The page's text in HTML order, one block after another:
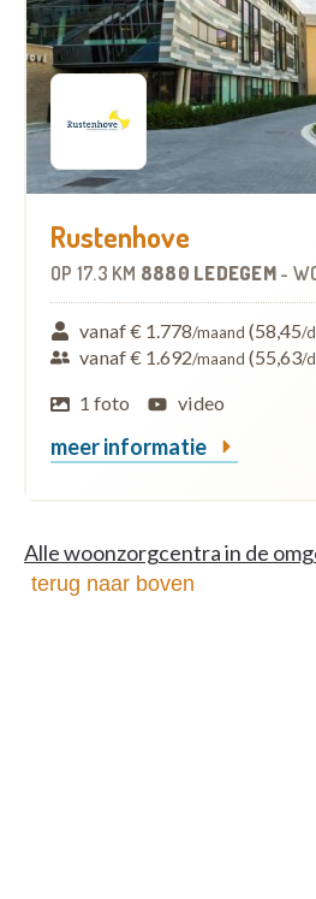
Rustenhove
OP 17.3 KM 8880 LEDEGEM -
vanaf € 1.778/maand (58,45/
vanaf € 1.692/maand (55,63/
1 foto
video
meer informatie
Alle woonzorgcentra in de
terug naar boven